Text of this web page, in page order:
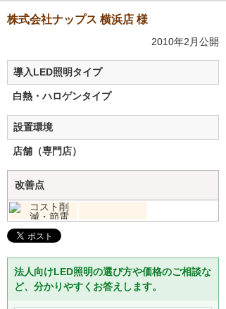
株式会社ナップス 横浜店 様
2010年2月公開
導入LED照明タイプ
白熱・ハロゲンタイプ
設置環境
店舗（専門店）
改善点
法人向けLED照明の選び方や価格のご相談な
ど、分かりやすくお答えします。